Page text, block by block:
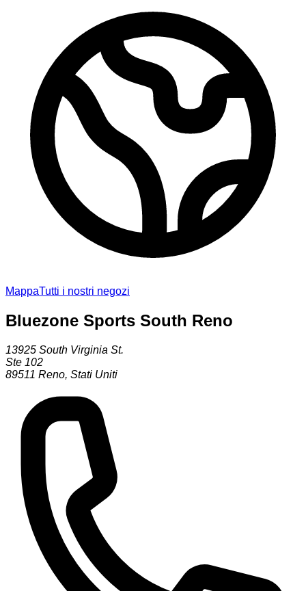
MappaTutti i nostri negozi
Bluezone Sports South Reno
13925 South Virginia St.
Ste 102
89511 Reno, Stati Uniti